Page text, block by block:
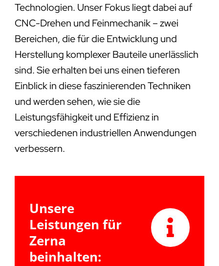
Technologien. Unser Fokus liegt dabei auf
CNC-Drehen und Feinmechanik – zwei
Bereichen, die für die Entwicklung und
Herstellung komplexer Bauteile unerlässlich
sind. Sie erhalten bei uns einen tieferen
Einblick in diese faszinierenden Techniken
und werden sehen, wie sie die
Leistungsfähigkeit und Effizienz in
verschiedenen industriellen Anwendungen
verbessern.
Unsere
Leistungen für
Zerna
beinhalten: